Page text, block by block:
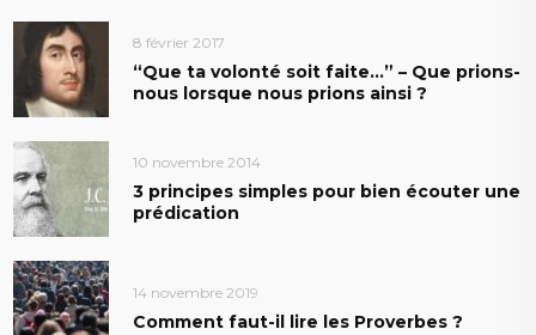
8 février 2017
“Que ta volonté soit faite…” – Que prions-
nous lorsque nous prions ainsi ?
10 novembre 2014
3 principes simples pour bien écouter une
prédication
14 novembre 2019
Comment faut-il lire les Proverbes ?